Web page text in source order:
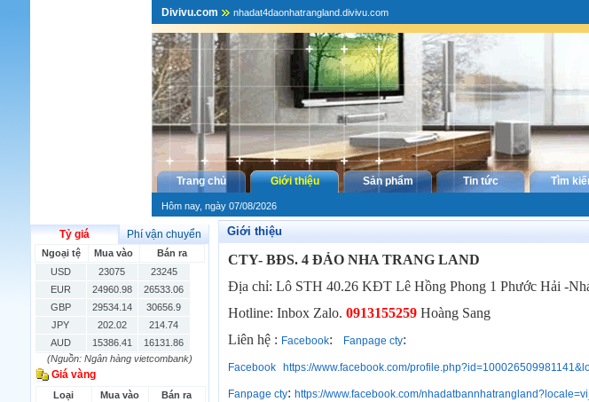
Divivu.com nhadat4daonhatrangland.divivu.com
Trang chủ Giới thiệu Sản phẩm Tin tức Tìm
Hôm nay, ngày 07/08/2026
Tỷ giá Phí vận chuyển
Ngoại tệ Mua vào
Bán ra
USD
23075
23245
EUR
24960.98
26533.06
GBP
29534.14
30656.9
JPY
202.02
214.74
AUD
15386.41
16131.86
HKD
2906.04
3028.6
SGD
16755.29
THB
666.2
786.99
(Nguồn: Ngân hàng vietcombank)
Giá vàng
Loại Mua vào
Bán ra
Giới thiệu
CTY- BĐS. 4 ĐẢO NHA TRANG LAND
Địa chỉ: Lô STH 40.26 KĐT Lê Hồng Phong 1 Phước Hải -
Hotline: Inbox Zalo. 0913155259 Hoàng Sang
Liên hệ : Facebook: Fanpage cty:
Facebook https://www.facebook.com/
Fanpage cty: https://www.facebook.com/